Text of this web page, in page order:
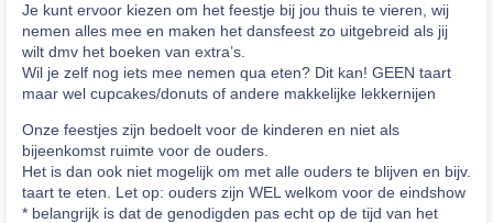
Je kunt ervoor kiezen om het feestje bij jou thuis te vieren, wij
nemen alles mee en maken het dansfeest zo uitgebreid als jij
wilt dmv het boeken van extra’s.
Wil je zelf nog iets mee nemen qua eten? Dit kan! GEEN taart
maar wel cupcakes/donuts of andere makkelijke lekkernijen
Onze feestjes zijn bedoelt voor de kinderen en niet als
bijeenkomst ruimte voor de ouders.
Het is dan ook niet mogelijk om met alle ouders te blijven en bijv.
taart te eten. Let op: ouders zijn WEL welkom voor de eindshow
* belangrijk is dat de genodigden pas echt op de tijd van het